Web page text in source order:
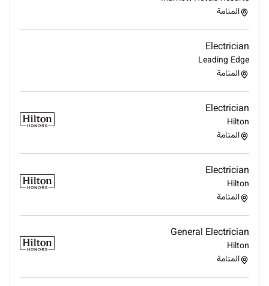
Admin Manager or Supervisor.
Qualifications:
We are looking for a proactive professional with a
strong technical background:
a qualified Electrician preferably within a
corporate or industrial environment.
Education:
Secondary school certificate or
certification in electrical studies is highly
preferred.
repairing complex electrical systems.
Ability to read and interpret technical
diagrams blueprints and schematics.
equipment used in electrical repair and
المنامة
Electrician
Leading Edge
المنامة
Electrician
Hilton
المنامة
Electrician
Hilton
المنامة
General Electrician
Hilton
المنامة